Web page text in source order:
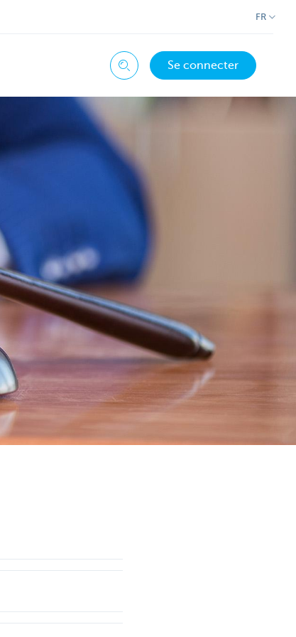
FR
ChercherSe connecter